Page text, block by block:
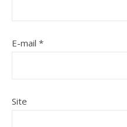
E-mail *
Site